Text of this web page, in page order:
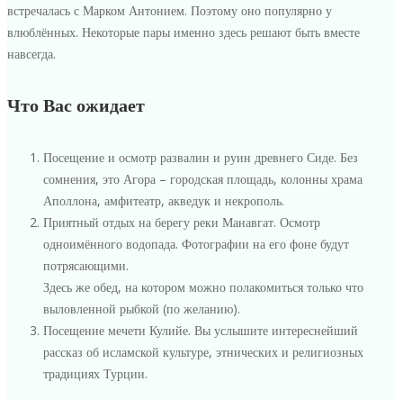
2020-
01T14:33:16+03:00
встречалась с Марком Антонием. Поэтому оно популярно у
влюблённых. Некоторые пары именно здесь решают быть вместе
навсегда.
Что Вас ожидает
Посещение и осмотр развалин и руин древнего Сиде. Без
сомнения, это Агора – городская площадь, колонны храма
Аполлона, амфитеатр, акведук и некрополь.
Приятный отдых на берегу реки Манавгат. Осмотр
одноимённого водопада. Фотографии на его фоне будут
потрясающими.
Здесь же обед, на котором можно полакомиться только что
выловленной рыбкой (по желанию).
Посещение мечети Кулийе. Вы услышите интереснейший
рассказ об исламской культуре, этнических и религиозных
традициях Турции.